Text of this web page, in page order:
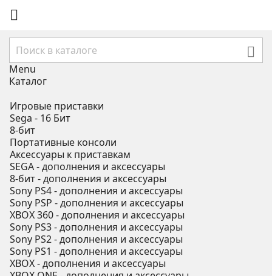


Menu
Каталог
Игровые приставки
Sega - 16 Бит
8-бит
Портативные консоли
Аксессуары к приставкам
SEGA - дополнения и аксессуары
8-бит - дополнения и аксессуары
Sony PS4 - дополнения и аксессуары
Sony PSP - дополнения и аксессуары
XBOX 360 - дополнения и аксессуары
Sony PS3 - дополнения и аксессуары
Sony PS2 - дополнения и аксессуары
Sony PS1 - дополнения и аксессуары
XBOX - дополнения и аксессуары